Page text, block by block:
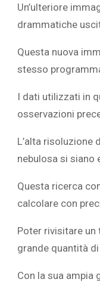
Un’ulteriore
drammatiche
Questa nuova
stesso
I dati utilizzati in
osservazioni
L’alta
nebulosa si siano
Questa ricerca
calcolare con
Poter rivisitare un
grande quantità
Con la sua ampia